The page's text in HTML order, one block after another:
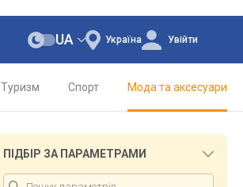
Україна
UA Увійти
Туризм Спорт Мода та аксесуари
ПІДБІР ЗА ПАРАМЕТРАМИ